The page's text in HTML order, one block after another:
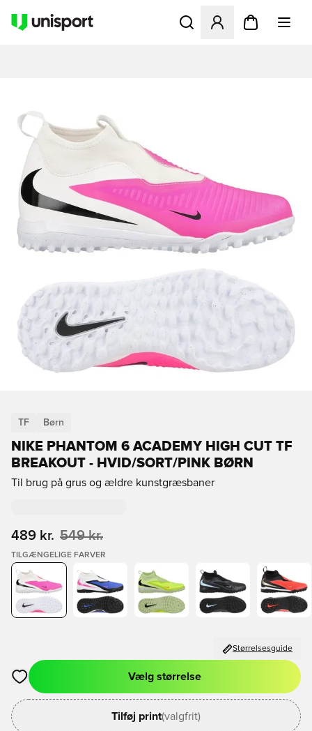
Åbner en Modal til at
TF Børn
NIKE PHANTOM 6 ACADEMY HIGH CUT TF
BREAKOUT - HVID/SORT/PINK BØRN
Til brug på grus og ældre kunstgræsbaner
489 kr. 549 kr.
TILGÆNGELIGE FARVER
Størrelsesguide
Åbner en Modal til at logge ind eller tilmelde dig som medlem
Vælg størrelse
Tilføj print(valgfrit)